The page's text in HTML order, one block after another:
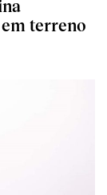
terreno